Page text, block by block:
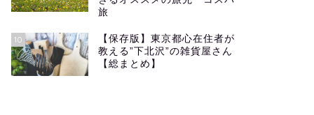
旅
10
【保存版】東京都心在住者が
教える”下北沢”の雑貨屋さん
【総まとめ】